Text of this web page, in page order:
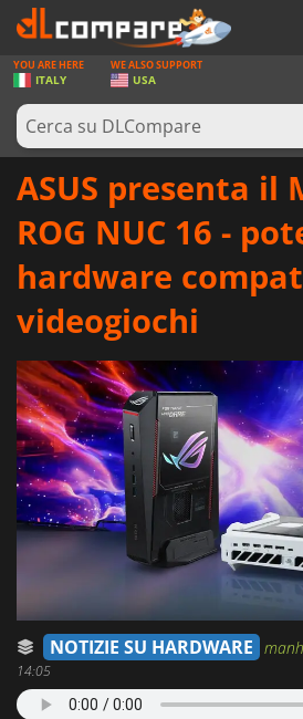
GIOCHI
PREPAGATE
SOFTWARE
ACCEDI O REGISTRATI
YOU ARE HERE
ITALY
WE ALSO SUPPORT
USA
ASUS presenta il
ROG NUC 16 -
hardware
videogiochi
NOTIZIE SU HARDWARE
14:05